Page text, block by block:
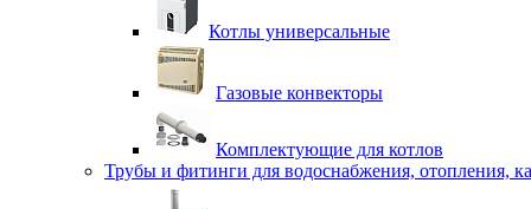
Котлы универсальные
Газовые конвекторы
Комплектующие для котлов
Трубы и фитинги для водоснабжения, отопления,